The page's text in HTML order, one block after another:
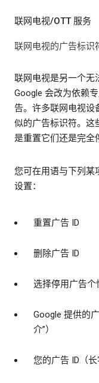
联网电视/OTT 服务
联网电视的广告标识
联网电视是另一个无
Google 会改为依赖
告。许多联网电视设
似的广告标识符。这
是重置它们还是完全
您可在用语与下列某
设置：
重置广告 ID
删除广告 ID
选择停用广告个
Google 提供的
介”）
您的广告 ID（长